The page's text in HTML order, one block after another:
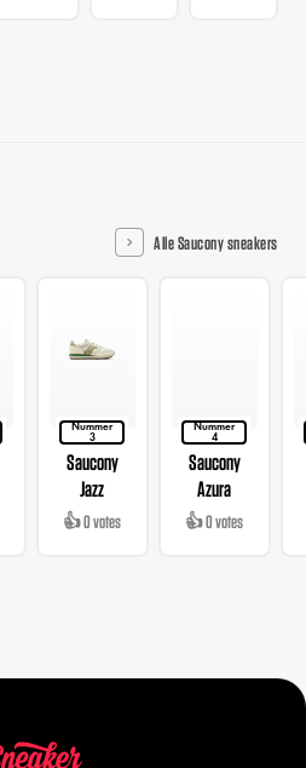
Alle Saucony sneakers
Nummer
3
Saucony
Jazz
👍 0 votes
Nummer
4
Saucony
Azura
👍 0 votes